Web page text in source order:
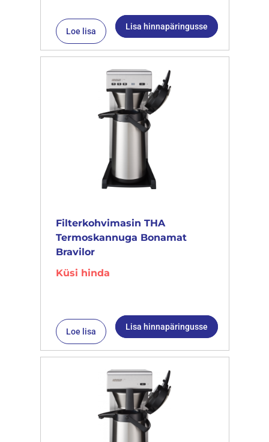
Loe lisa Lisa hinnapäringusse
Filterkohvimasin THA
Termoskannuga Bonamat
Bravilor
Küsi hinda
Loe lisa Lisa hinnapäringusse